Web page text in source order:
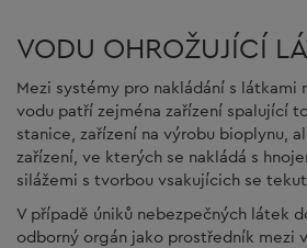
VODU OHROŽUJÍCÍ
Mezi systémy pro nakládání s látkami
vodu patří zejména zařízení spalující
stanice, zařízení na výrobu bioplynu,
zařízení, ve kterých se nakládá s
silážemi s tvorbou vsakujícich se
V případě úniků nebezpečných látek
odborný orgán jako prostředník mezi